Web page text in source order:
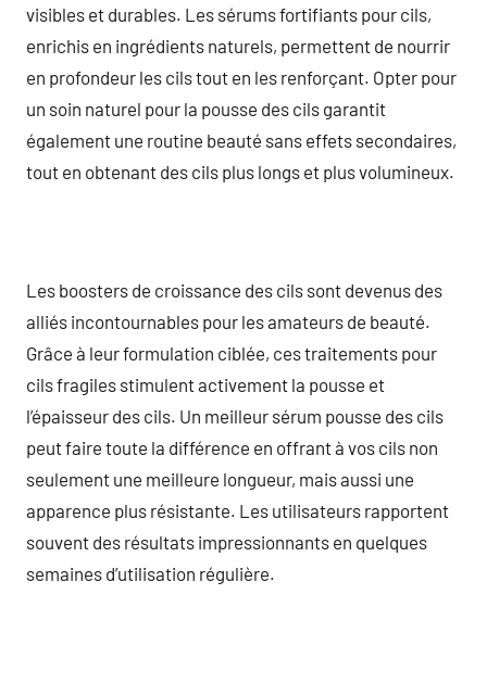
visibles et durables. Les sérums fortifiants pour cils,
enrichis en ingrédients naturels, permettent de nourrir
en profondeur les cils tout en les renforçant. Opter pour
un soin naturel pour la pousse des cils garantit
également une routine beauté sans effets secondaires,
tout en obtenant des cils plus longs et plus volumineux.
Les boosters de croissance des cils sont devenus des
alliés incontournables pour les amateurs de beauté.
Grâce à leur formulation ciblée, ces traitements pour
cils fragiles stimulent activement la pousse et
l’épaisseur des cils. Un meilleur sérum pousse des cils
peut faire toute la différence en offrant à vos cils non
seulement une meilleure longueur, mais aussi une
apparence plus résistante. Les utilisateurs rapportent
souvent des résultats impressionnants en quelques
semaines d’utilisation régulière.